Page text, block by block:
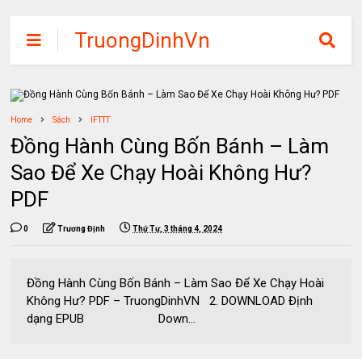
TruongDinhVn
Chia sẽ ebook,
các khóa học,
phần mềm học
tập miễn phí
Home Sách IFTTT
Đồng Hành Cùng Bốn Bánh – Làm
Sao Để Xe Chạy Hoài Không Hư?
PDF
0 Trương Định Thứ Tư, 3 tháng 4, 2024
Đồng Hành Cùng Bốn Bánh – Làm Sao Để Xe Chạy Hoài
Không Hư? PDF – TruongDinhVN 2. DOWNLOAD Định
dạng EPUB Down...